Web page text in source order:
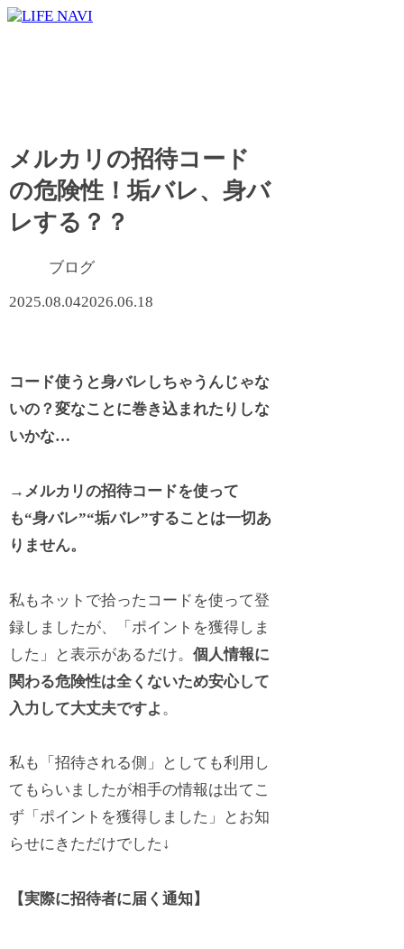
メルカリの招待コード
の危険性！垢バレ、身バ
レする？？
ブログ
2025.08.042026.06.18
コード使うと身バレしちゃうんじゃな
いの？変なことに巻き込まれたりしな
いかな…
→メルカリの招待コードを使って
も“身バレ”“垢バレ”することは一切あ
りません。
私もネットで拾ったコードを使って登
録しましたが、「ポイントを獲得しま
した」と表示があるだけ。個人情報に
関わる危険性は全くないため安心して
入力して大丈夫ですよ 。
私も「招待される側」としても利用し
てもらいましたが相手の情報は出てこ
ず「ポイントを獲得しました」とお知
らせにきただけでした↓
【実際に招待者に届く通知】